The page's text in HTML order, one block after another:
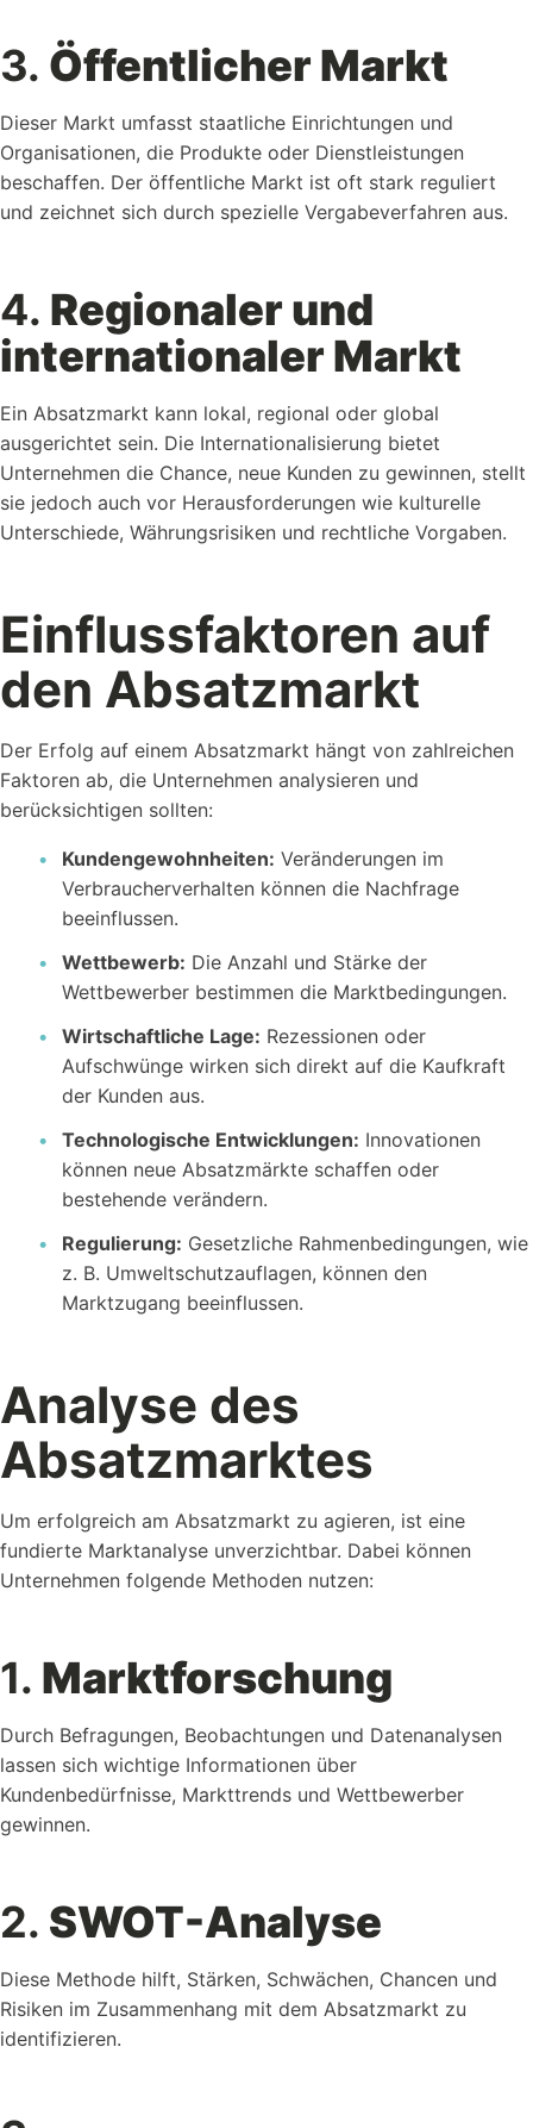
3. Öffentlicher Markt
Dieser Markt umfasst staatliche Einrichtungen und
Organisationen, die Produkte oder Dienstleistungen
beschaffen. Der öffentliche Markt ist oft stark reguliert
und zeichnet sich durch spezielle Vergabeverfahren aus.
4. Regionaler und
internationaler Markt
Ein Absatzmarkt kann lokal, regional oder global
ausgerichtet sein. Die Internationalisierung bietet
Unternehmen die Chance, neue Kunden zu gewinnen, stellt
sie jedoch auch vor Herausforderungen wie kulturelle
Unterschiede, Währungsrisiken und rechtliche Vorgaben.
Einflussfaktoren auf
den Absatzmarkt
Der Erfolg auf einem Absatzmarkt hängt von zahlreichen
Faktoren ab, die Unternehmen analysieren und
berücksichtigen sollten:
Kundengewohnheiten: Veränderungen im
Verbraucherverhalten können die Nachfrage
beeinflussen.
Wettbewerb: Die Anzahl und Stärke der
Wettbewerber bestimmen die Marktbedingungen.
Wirtschaftliche Lage: Rezessionen oder
Aufschwünge wirken sich direkt auf die Kaufkraft
der Kunden aus.
Technologische Entwicklungen: Innovationen
können neue Absatzmärkte schaffen oder
bestehende verändern.
Regulierung: Gesetzliche Rahmenbedingungen, wie
z. B. Umweltschutzauflagen, können den
Marktzugang beeinflussen.
Analyse des
Absatzmarktes
Um erfolgreich am Absatzmarkt zu agieren, ist eine
fundierte Marktanalyse unverzichtbar. Dabei können
Unternehmen folgende Methoden nutzen:
1. Marktforschung
Durch Befragungen, Beobachtungen und Datenanalysen
lassen sich wichtige Informationen über
Kundenbedürfnisse, Markttrends und Wettbewerber
gewinnen.
2. SWOT-Analyse
Diese Methode hilft, Stärken, Schwächen, Chancen und
Risiken im Zusammenhang mit dem Absatzmarkt zu
identifizieren.